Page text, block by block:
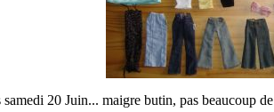
20 Juin... maigre butin, pas beaucoup